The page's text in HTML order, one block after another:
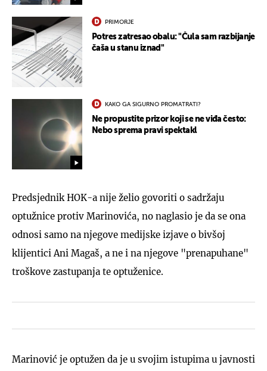
PRIMORJE
Potres zatresao obalu: "Čula sam razbijanje
čaša u stanu iznad"
KAKO GA SIGURNO PROMATRATI?
Ne propustite prizor koji se ne viđa često:
Nebo sprema pravi spektakl
Predsjednik HOK-a nije želio govoriti o sadržaju
optužnice protiv Marinovića, no naglasio je da se ona
odnosi samo na njegove medijske izjave o bivšoj
klijentici Ani Magaš, a ne i na njegove "prenapuhane"
troškove zastupanja te optuženice.
Marinović je optužen da je u svojim istupima u javnosti